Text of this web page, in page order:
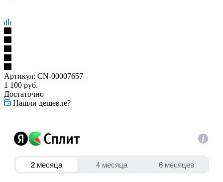
Артикул: CN-00007657
1 100 руб.
Достаточно
Нашли дешевле?